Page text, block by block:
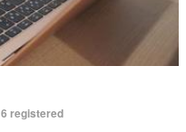
6 registered